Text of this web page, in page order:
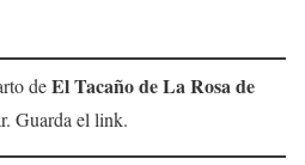
deEl Tacaño de La Rosa de
Guarda el link.